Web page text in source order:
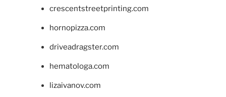
crescentstreetprinting.com
hornopizza.com
driveadragster.com
hematologa.com
lizaivanov.com